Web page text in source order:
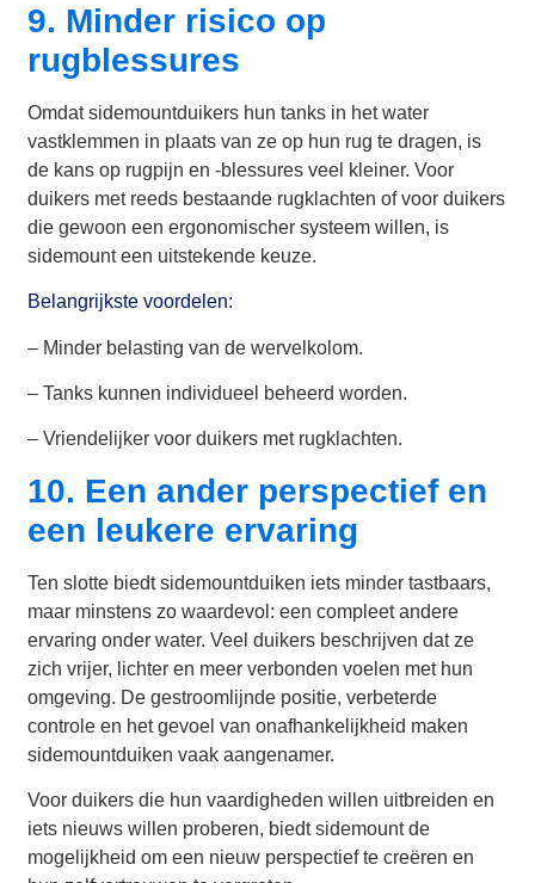
9. Minder risico op
rugblessures
Omdat sidemountduikers hun tanks in het water
vastklemmen in plaats van ze op hun rug te dragen, is
de kans op rugpijn en -blessures veel kleiner. Voor
duikers met reeds bestaande rugklachten of voor duikers
die gewoon een ergonomischer systeem willen, is
sidemount een uitstekende keuze.
Belangrijkste voordelen:
– Minder belasting van de wervelkolom.
– Tanks kunnen individueel beheerd worden.
– Vriendelijker voor duikers met rugklachten.
10. Een ander perspectief en
een leukere ervaring
Ten slotte biedt sidemountduiken iets minder tastbaars,
maar minstens zo waardevol: een compleet andere
ervaring onder water. Veel duikers beschrijven dat ze
zich vrijer, lichter en meer verbonden voelen met hun
omgeving. De gestroomlijnde positie, verbeterde
controle en het gevoel van onafhankelijkheid maken
sidemountduiken vaak aangenamer.
Voor duikers die hun vaardigheden willen uitbreiden en
iets nieuws willen proberen, biedt sidemount de
mogelijkheid om een nieuw perspectief te creëren en